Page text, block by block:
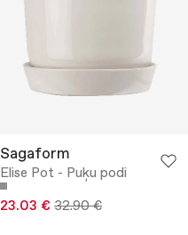
Sagaform
Elise Pot - Puķu podi
23.03 € 32.90 €